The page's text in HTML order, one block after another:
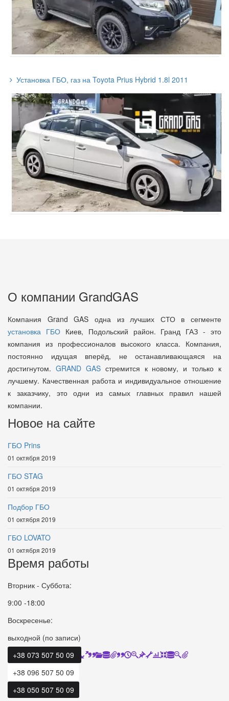
Установка ГБО, газ на Toyota Prius Hybrid 1.8l 2011
О компании GrandGAS
Компания Grand GAS одна из лучших СТО в сегменте
установка ГБОКиев, Подольский район. Гранд ГАЗ - это
компания из профессионалов высокого класса. Компания,
постоянно идущая вперёд, не останавливающаяся на
достигнутом. GRAND GASстремится к новому, и только к
лучшему. Качественная работа и индивидуальное отношение
к заказчику, это одни из самых главных правил нашей
компании.
Новое на сайте
ГБО Prins
01 октября 2019
ГБО STAG
01 октября 2019
Подбор ГБО
01 октября 2019
ГБО LOVATO
01 октября 2019
Время работы
Вторник - Суббота:
9:00 -18:00
Воскресенье:
выходной (по записи)
+38 073 507 50 09
+38 096 507 50 09
+38 050 507 50 09